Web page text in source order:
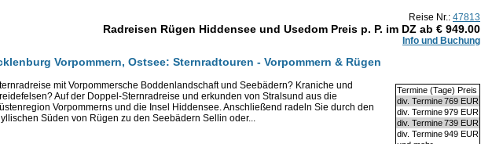
Reise Nr.: 47813
Radreisen Rügen Hiddensee und Usedom Preis p. P. im DZ ab € 949.00
Info und Buchung
Vorpommern, Ostsee: Sternradtouren - Vorpommern & Rügen
Termine (Tage) Preis
div. Termine769 EUR
div. Termine979 EUR
div. Termine739 EUR
div. Termine949 EUR
mit Vorpommersche Boddenlandschaft und Seebädern? Kraniche und
Auf der Doppel-Sternradreise und erkunden von Stralsund aus die
Vorpommerns und die Insel Hiddensee. Anschließend radeln Sie durch den
Süden von Rügen zu den Seebädern Sellin oder...